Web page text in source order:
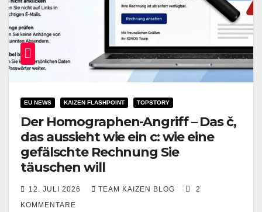
EU NEWS KAIZEN FLASHPOINT TOPSTORY
Der Homographen-Angriff – Das č,
das aussieht wie ein c: wie eine
gefälschte Rechnung Sie
täuschen will
12. JULI 2026 TEAM KAIZEN BLOG
2
KOMMENTARE